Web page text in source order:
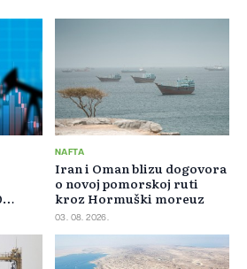
NAFTA
Iran i Oman blizu dogovora
o novoj pomorskoj ruti
kroz Hormuški moreuz
03. 08. 2026.